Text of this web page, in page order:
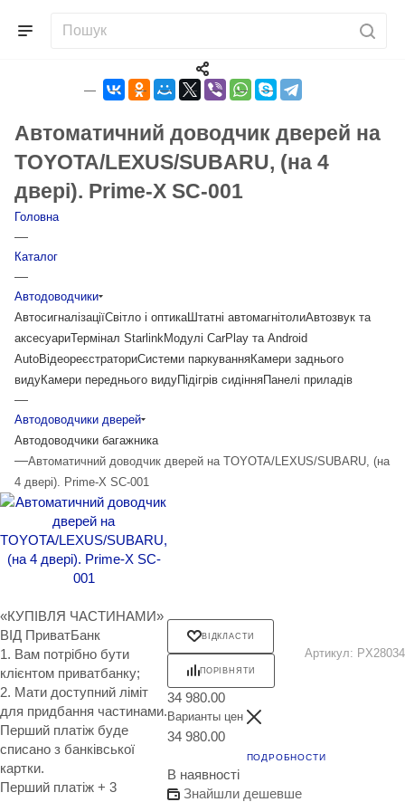
Автоматичний доводчик дверей на
TOYOTA/LEXUS/SUBARU, (на 4
двері). Prime-X SC-001
Головна
—
Каталог
—
Автодоводчики
АвтосигналізаціїСвітло і оптикаШтатні автомагнітолиАвтозвук та
аксесуариТермінал StarlinkМодулі CarPlay та Android
AutoВідеореєстраториСистеми паркуванняКамери заднього
видуКамери переднього видуПідігрів сидінняПанелі приладів
—
Автодоводчики дверей
Автодоводчики багажника
—Автоматичний доводчик дверей на TOYOTA/LEXUS/SUBARU, (на
4 двері). Prime-X SC-001
«КУПІВЛЯ ЧАСТИНАМИ»
ВІД ПриватБанк
1. Вам потрібно бути
клієнтом приватбанку;
2. Мати доступний ліміт
для придбання частинами.
Перший платіж буде
списано з банківської
картки.
Перший платіж + 3
ВІДКЛАСТИ
ПОРІВНЯТИ
Артикул: PX28034
34 980.00
Варианты цен
34 980.00
ПОДРОБНОСТИ
В наявності
Знайшли дешевше